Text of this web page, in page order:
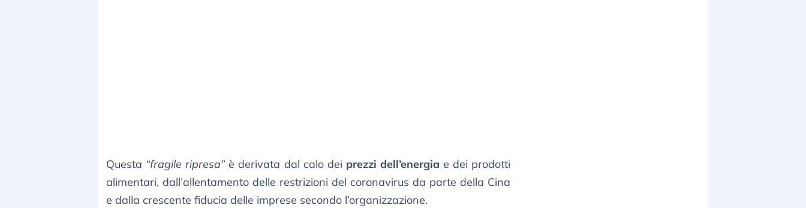
Questa “fragile ripresa”è derivata dal calo dei prezzi dell’energia e dei prodotti
alimentari, dall’allentamento delle restrizioni del coronavirus da parte della Cina
e dalla crescente fiducia delle imprese secondo l’organizzazione.